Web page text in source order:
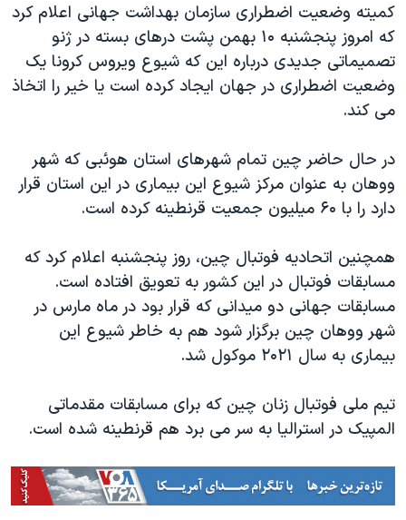
کمیته وضعیت اضطراری سازمان بهداشت جهانی اعلام کرد
که امروز پنجشنبه ۱۰ بهمن پشت در‌های بسته در ژنو
تصمیماتی جدیدی درباره این که شیوع ویروس کرونا یک
وضعیت اضطراری در جهان ایجاد کرده است یا خیر را اتخاذ
می کند.
در حال حاضر چین تمام شهرهای استان هوئبی که شهر
ووهان به عنوان مرکز شیوع این بیماری در این استان قرار
دارد را با ۶۰ میلیون جمعیت قرنطینه کرده است.
همچنین اتحادیه فوتبال چین، روز پنجشنبه اعلام کرد که
مسابقات فوتبال در این کشور به تعویق افتاده است.
مسابقات جهانی دو میدانی که قرار بود در ماه مارس در
شهر ووهان چین برگزار شود هم به خاطر شیوع این
بیماری به سال ۲۰۲۱ موکول شد.
تیم ملی فوتبال زنان چین که برای مسابقات مقدماتی
المپیک در استرالیا به سر می برد هم قرنطینه شده است.